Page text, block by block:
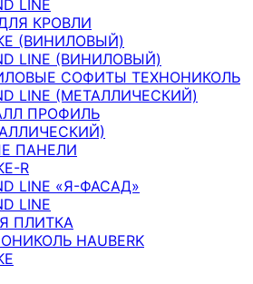
LINE
КРОВЛИ
(ВИНИЛОВЫЙ)
LINE (ВИНИЛОВЫЙ)
СОФИТЫ ТЕХНОНИКОЛЬ
LINE (МЕТАЛЛИЧЕСКИЙ)
ПРОФИЛЬ
ПАНЕЛИ
R
LINE «Я-ФАСАД»
LINE
ПЛИТКА
HAUBERK